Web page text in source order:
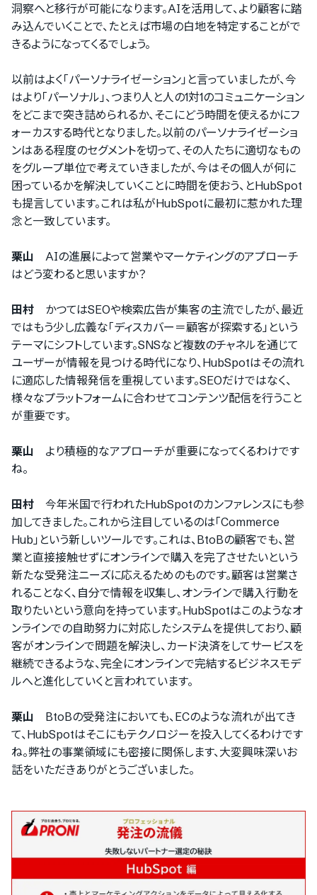
洞察へと移行が可能になります。AIを活用して、より顧客に踏
み込んでいくことで、たとえば市場の白地を特定することがで
きるようになってくるでしょう。
以前はよく「パーソナライゼーション」と言っていましたが、今
はより「パーソナル」、つまり人と人の1対1のコミュニケーション
をどこまで突き詰められるか、そこにどう時間を使えるかにフ
ォーカスする時代となりました。以前のパーソナライゼーショ
ンはある程度のセグメントを切って、その人たちに適切なもの
をグループ単位で考えていきましたが、今はその個人が何に
困っているかを解決していくことに時間を使おう、とHubSpot
も提言しています。これは私がHubSpotに最初に惹かれた理
念と一致しています。
栗山 AIの進展によって営業やマーケティングのアプローチ
はどう変わると思いますか？
田村 かつてはSEOや検索広告が集客の主流でしたが、最近
ではもう少し広義な「ディスカバー＝顧客が探索する」という
テーマにシフトしています。SNSなど複数のチャネルを通じて
ユーザーが情報を見つける時代になり、HubSpotはその流れ
に適応した情報発信を重視しています。SEOだけではなく、
様々なプラットフォームに合わせてコンテンツ配信を行うこと
が重要です。
栗山 より積極的なアプローチが重要になってくるわけです
ね。
田村 今年米国で行われたHubSpotのカンファレンスにも参
加してきました。これから注目しているのは「Commerce
Hub」という新しいツールです。これは、BtoBの顧客でも、営
業と直接接触せずにオンラインで購入を完了させたいという
新たな受発注ニーズに応えるためのものです。顧客は営業さ
れることなく、自分で情報を収集し、オンラインで購入行動を
取りたいという意向を持っています。HubSpotはこのようなオ
ンラインでの自助努力に対応したシステムを提供しており、顧
客がオンラインで問題を解決し、カード決済をしてサービスを
継続できるような、完全にオンラインで完結するビジネスモデ
ルへと進化していくと言われています。
栗山 BtoBの受発注においても、ECのような流れが出てき
て、HubSpotはそこにもテクノロジーを投入してくるわけです
ね。弊社の事業領域にも密接に関係します、大変興味深いお
話をいただきありがとうございました。